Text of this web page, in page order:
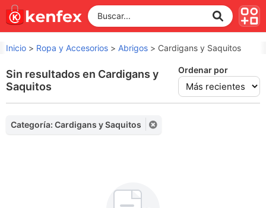
Inicio > Ropa y Accesorios > Abrigos > Cardigans y Saquitos
Sin resultados en Cardigans y
Saquitos
Ordenar por
Categoría: Cardigans y Saquitos